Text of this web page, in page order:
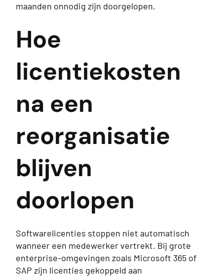
maanden onnodig zijn doorgelopen.
Hoe
licentiekosten
na een
reorganisatie
blijven
doorlopen
Softwarelicenties stoppen niet automatisch
wanneer een medewerker vertrekt. Bij grote
enterprise-omgevingen zoals Microsoft 365 of
SAP zijn licenties gekoppeld aan